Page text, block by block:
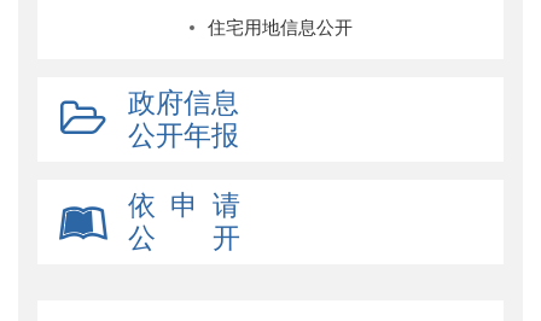
住宅用地信息公开
政府信息
公开年报
依 申 请
公 开